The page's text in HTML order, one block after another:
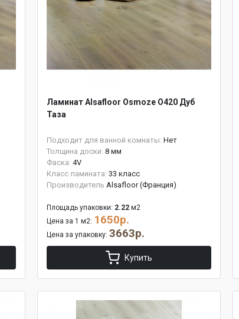
Ламинат Alsafloor Osmoze O420 Дуб
Таза
Подходит для ванной комнаты: Нет
Толщина доски: 8 мм
Фаска: 4V
Класс ламината: 33 класс
Производитель Alsafloor (Франция)
Площадь упаковки: 2.22 м2
Цена за 1 м2: 1650р.
Цена за упаковку: 3663р.
Купить